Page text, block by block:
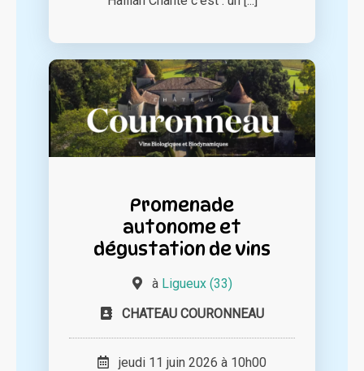
Promenade
autonome et
dégustation de vins
à Ligueux (33)
CHATEAU COURONNEAU
jeudi 11 juin 2026 à 10h00